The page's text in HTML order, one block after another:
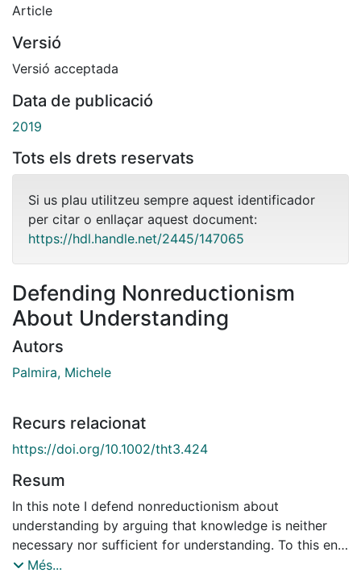
Article
Versió
Versió acceptada
Data de publicació
2019
Tots els drets reservats
Si us plau utilitzeu sempre aquest identificador
per citar o enllaçar aquest document:
https://hdl.handle.net/2445/147065
Defending Nonreductionism
About Understanding
Autors
Palmira, Michele
Recurs relacionat
https://doi.org/10.1002/tht3.424
Resum
In this note I defend nonreductionism about
understanding by arguing that knowledge is neither
necessary nor sufficient for understanding. To this end,
I examine Paulina Sliwa's (2015, 2017) novel defence
Més...